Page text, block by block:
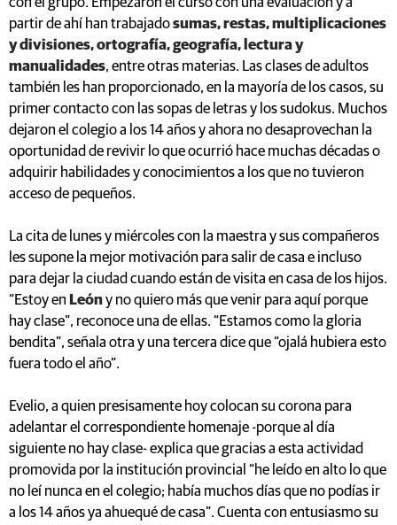
partir de ahí han trabajadosumas, restas, multiplicaciones
y divisiones, ortografía, geografía, lectura y
manualidades, entre otras materias. Las clases de adultos
también les han proporcionado, en la mayoría de los casos, su
primer contacto con las sopas de letras y los sudokus. Muchos
dejaron el colegio a los 14 años y ahora no desaprovechan la
oportunidad de revivir lo que ocurrió hace muchas décadas o
adquirir habilidades y conocimientos a los que no tuvieron
acceso de pequeños.
La cita de lunes y miércoles con la maestra y sus compañeros
les supone la mejor motivación para salir de casa e incluso
para dejar la ciudad cuando están de visita en casa de los hijos.
“Estoy en Leóny no quiero más que venir para aquí porque
hay clase”, reconoce una de ellas. “Estamos como la gloria
bendita”, señala otra y una tercera dice que “ojalá hubiera esto
fuera todo el año”.
Evelio, a quien presisamente hoy colocan su corona para
adelantar el correspondiente homenaje -porque al día
siguiente no hay clase- explica que gracias a esta actividad
promovida por la institución provincial “he leído en alto lo que
no leí nunca en el colegio; había muchos días que no podías ir
a los 14 años ya ahuequé de casa”. Cuenta con entusiasmo su